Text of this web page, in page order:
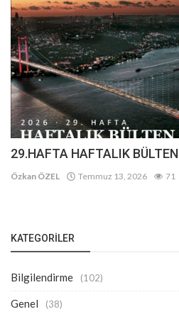
29.HAFTA HAFTALIK BÜLTEN
Özkan ÖZEL Temmuz 13, 2026 71
KATEGORILER
Bilgilendirme (102)
Genel (38)